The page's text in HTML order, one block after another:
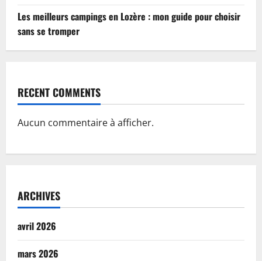
Les meilleurs campings en Lozère : mon guide pour choisir
sans se tromper
RECENT COMMENTS
Aucun commentaire à afficher.
ARCHIVES
avril 2026
mars 2026